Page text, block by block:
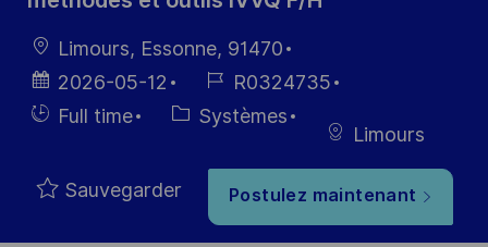
localisation
Limours, Essonne, 91470
Date
d’affichage
2026-05-12
Référence
du poste
R0324735
HiringFull time Catégorie
Systèmes
Limours
Sauvegarder Postulez maintenant